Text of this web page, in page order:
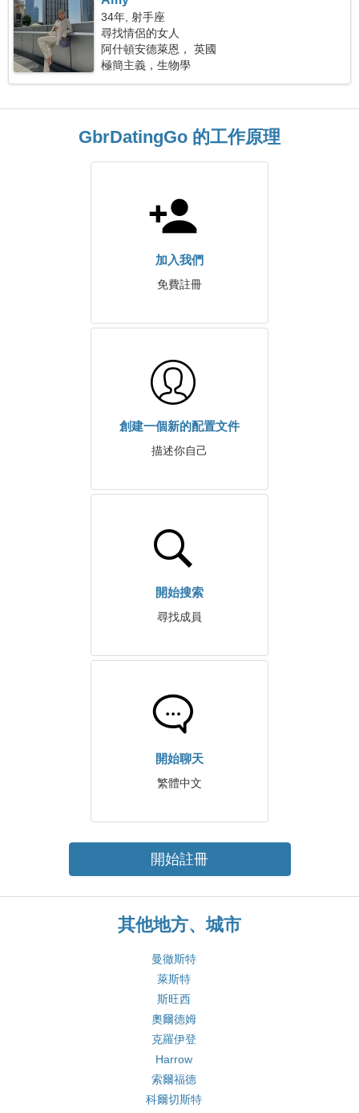
34年, 射手座
尋找情侶的女人
阿什頓安德萊恩， 英國
極簡主義，生物學
GbrDatingGo 的工作原理
加入我們
免費註冊
創建一個新的配置文件
描述你自己
開始搜索
尋找成員
開始聊天
繁體中文
開始註冊
其他地方、城市
曼徹斯特
萊斯特
斯旺西
奧爾德姆
克羅伊登
Harrow
索爾福德
科爾切斯特